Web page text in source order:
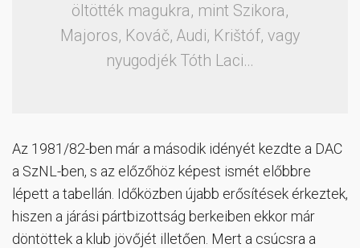
öltötték magukra, mint Szikora,
Majoros, Kováč, Audi, Krištóf, vagy
nyugodjék Tóth Laci…
Az 1981/82-ben már a második idényét kezdte a DAC
a SzNL-ben, s az előzőhöz képest ismét előbbre
lépett a tabellán. Időközben újabb erősítések érkeztek,
hiszen a járási pártbizottság berkeiben ekkor már
döntöttek a klub jövőjét illetően. Mert a csúcsra a